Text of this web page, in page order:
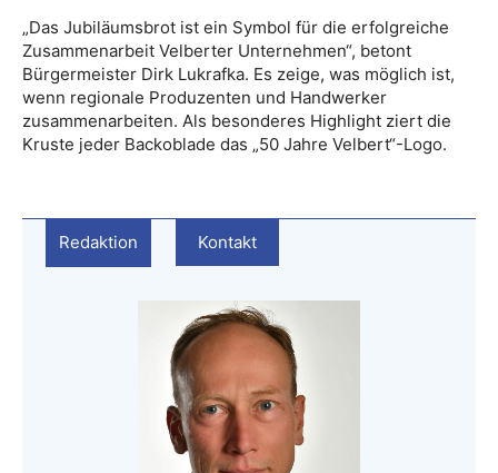
„Das Jubiläumsbrot ist ein Symbol für die erfolgreiche
Zusammenarbeit Velberter Unternehmen“, betont
Bürgermeister Dirk Lukrafka. Es zeige, was möglich ist,
wenn regionale Produzenten und Handwerker
zusammenarbeiten. Als besonderes Highlight ziert die
Kruste jeder Backoblade das „50 Jahre Velbert“-Logo.
Redaktion Kontakt